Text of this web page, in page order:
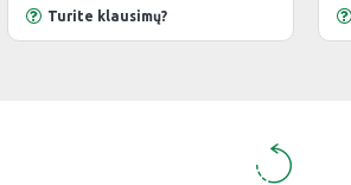
Turite klausimų?